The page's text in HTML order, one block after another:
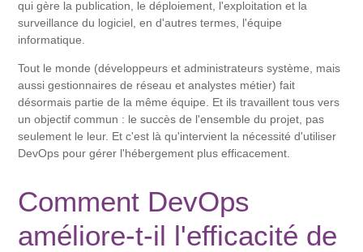
qui gère la publication, le déploiement, l'exploitation et la
surveillance du logiciel, en d'autres termes, l'équipe
informatique.
Tout le monde (développeurs et administrateurs système, mais
aussi gestionnaires de réseau et analystes métier) fait
désormais partie de la même équipe. Et ils travaillent tous vers
un objectif commun : le succès de l'ensemble du projet, pas
seulement le leur. Et c'est là qu'intervient la nécessité d'utiliser
DevOps pour gérer l'hébergement plus efficacement.
Comment DevOps
améliore-t-il l'efficacité de